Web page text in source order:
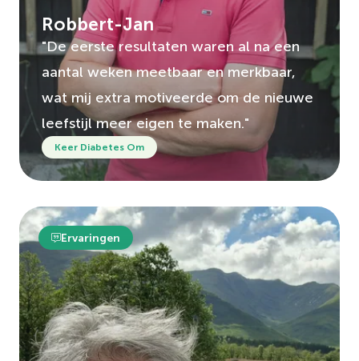
Robbert-Jan
"De eerste resultaten waren al na een
aantal weken meetbaar en merkbaar,
wat mij extra motiveerde om de nieuwe
leefstijl meer eigen te maken."
Keer Diabetes Om
Ervaringen